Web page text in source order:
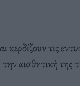
κερδίζουν τις
αισθητική της